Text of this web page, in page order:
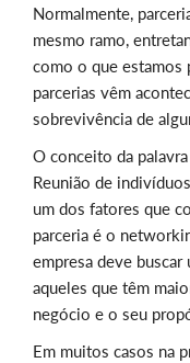
Normalmente,
mesmo ramo,
como o que estamos
parcerias vêm
sobrevivência de
O conceito da
Reunião de
um dos fatores que
parceria é o
empresa deve
aqueles que têm
negócio e o seu
Em muitos casos na